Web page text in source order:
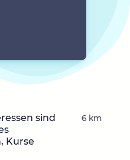
sind
Kurse
6 km